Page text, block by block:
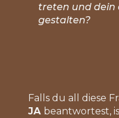
treten und dein
gestalten?
Falls du all diese
JA beantwortest,